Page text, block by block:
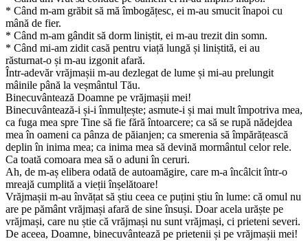
* Când m-am grăbit să mă îmbogățesc, ei m-au smucit înapoi cu
mână de fier.
* Când m-am gândit să dorm liniștit, ei m-au trezit din somn.
* Când mi-am zidit casă pentru viață lungă și liniștită, ei au
răsturnat-o și m-au izgonit afară.
Într-adevăr vrăjmașii m-au dezlegat de lume și mi-au prelungit
mâinile până la veșmântul Tău.
Binecuvântează Doamne pe vrăjmașii mei!
Binecuvântează-i și-i înmulțește; asmute-i și mai mult împotriva mea,
ca fuga mea spre Tine să fie fără întoarcere; ca să se rupă nădejdea
mea în oameni ca pânza de păianjen; ca smerenia să împărățească
deplin în inima mea; ca inima mea să devină mormântul celor rele.
Ca toată comoara mea să o aduni în ceruri.
Ah, de m-aș elibera odată de autoamăgire, care m-a încâlcit într-o
mreajă cumplită a vieții înșelătoare!
Vrăjmașii m-au învățat să știu ceea ce puțini știu în lume: că omul nu
are pe pământ vrăjmași afară de sine însuși. Doar acela urăște pe
vrăjmași, care nu știe că vrăjmași nu sunt vrăjmași, ci prieteni severi.
De aceea, Doamne, binecuvântează pe prietenii și pe vrăjmașii mei!